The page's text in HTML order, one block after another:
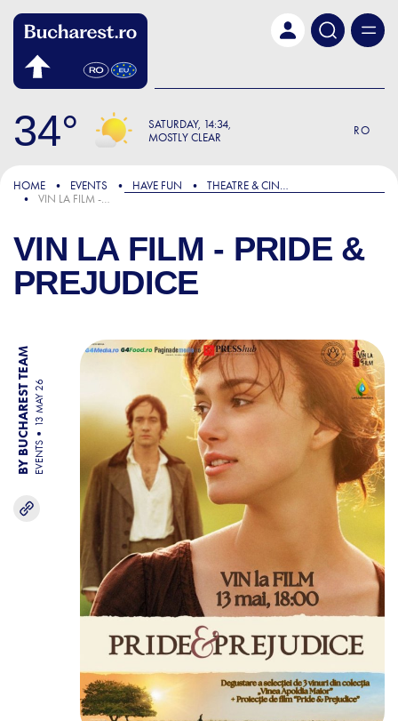
34 SATURDAY 14:34
MOSTLY CLEAR
RO
HOME EVENTS HAVE FUN
THEATRE & CINEMA
VIN LA FILM - PRIDE & PREJUDICE
VIN LA FILM - PRIDE &
PREJUDICE
BY BUCHAREST TEAM EVENTS
13 MAY 26